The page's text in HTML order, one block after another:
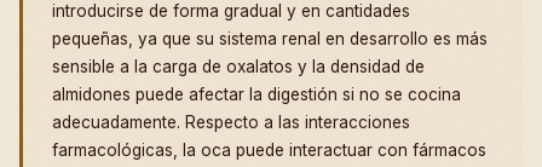
introducirse de forma gradual y en cantidades
pequeñas, ya que su sistema renal en desarrollo es más
sensible a la carga de oxalatos y la densidad de
almidones puede afectar la digestión si no se cocina
adecuadamente. Respecto a las interacciones
farmacológicas, la oca puede interactuar con fármacos